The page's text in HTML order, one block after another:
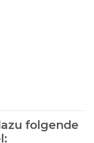
folgende